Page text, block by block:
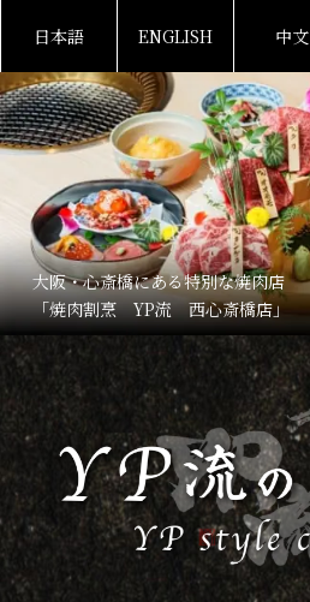
日本語 ENGLISH 中文
大阪・心斎橋にある特別な焼肉店
「焼肉割烹 YP流 西心斎橋店」